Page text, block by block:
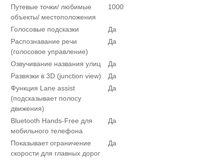
Путевые точки/ любимые
объекты/ местоположения
1000
Голосовые подсказки
Да
Распознавание речи
(голосовое управление)
Да
Озвучивание названия улиц
Да
Развязки в 3D (junction view)
Да
Функция Lane assist
(подсказывает полосу
движения)
Да
Bluetooth Hands-Free для
мобильного телефона
Да
Показывает ограничение
скорости для главных дорог
Да